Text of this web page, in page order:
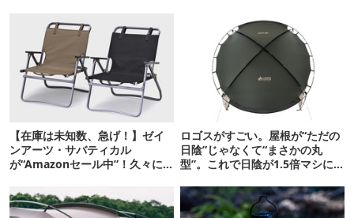
【在庫は未知数、急げ！】ゼイ
ンアーツ・サバティカル
が“Amazonセール中”！久々に
ロゴスがすごい。屋根が“ただの
日陰”じゃなくて“まさかの丸
型”。これで日陰が1.5倍マシに